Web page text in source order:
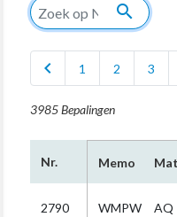
search
chevron_left 1 2 3
3985 Bepalingen
Nr. Memo
2790 WMPW AQ